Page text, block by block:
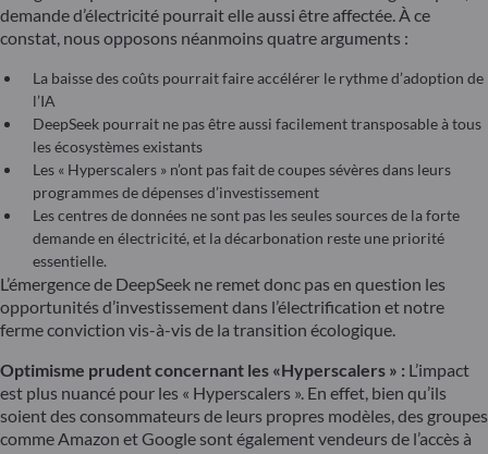
demande d’électricité pourrait elle aussi être affectée. À ce
constat, nous opposons néanmoins quatre arguments :
La baisse des coûts pourrait faire accélérer le rythme d’adoption de
l’IA
DeepSeek pourrait ne pas être aussi facilement transposable à tous
les écosystèmes existants
Les « Hyperscalers » n’ont pas fait de coupes sévères dans leurs
programmes de dépenses d’investissement
Les centres de données ne sont pas les seules sources de la forte
demande en électricité, et la décarbonation reste une priorité
essentielle.
L’émergence de DeepSeek ne remet donc pas en question les
opportunités d’investissement dans l’électrification et notre
ferme conviction vis-à-vis de la transition écologique.
Optimisme prudent concernant les «Hyperscalers » : L’impact
est plus nuancé pour les « Hyperscalers ». En effet, bien qu’ils
soient des consommateurs de leurs propres modèles, des groupes
comme Amazon et Google sont également vendeurs de l’accès à